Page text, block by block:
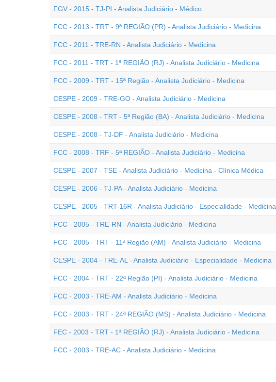
FGV - 2015 - TJ-PI - Analista Judiciário - Médico
FCC - 2013 - TRT - 9ª REGIÃO (PR) - Analista Judiciário - Medicina
FCC - 2011 - TRE-RN - Analista Judiciário - Medicina
FCC - 2011 - TRT - 1ª REGIÃO (RJ) - Analista Judiciário - Medicina
FCC - 2009 - TRT - 15ª Região - Analista Judiciário - Medicina
CESPE - 2009 - TRE-GO - Analista Judiciário - Medicina
CESPE - 2008 - TRT - 5ª Região (BA) - Analista Judiciário - Medicina
CESPE - 2008 - TJ-DF - Analista Judiciário - Medicina
FCC - 2008 - TRF - 5ª REGIÃO - Analista Judiciário - Medicina
CESPE - 2007 - TSE - Analista Judiciário - Medicina - Clínica Médica
CESPE - 2006 - TJ-PA - Analista Judiciário - Medicina
CESPE - 2005 - TRT-16R - Analista Judiciário - Especialidade - Medicina
FCC - 2005 - TRE-RN - Analista Judiciário - Medicina
FCC - 2005 - TRT - 11ª Região (AM) - Analista Judiciário - Medicina
CESPE - 2004 - TRE-AL - Analista Judiciário - Especialidade - Medicina
FCC - 2004 - TRT - 22ª Região (PI) - Analista Judiciário - Medicina
FCC - 2003 - TRE-AM - Analista Judiciário - Medicina
FCC - 2003 - TRT - 24ª REGIÃO (MS) - Analista Judiciário - Medicina
FEC - 2003 - TRT - 1ª REGIÃO (RJ) - Analista Judiciário - Medicina
FCC - 2003 - TRE-AC - Analista Judiciário - Medicina